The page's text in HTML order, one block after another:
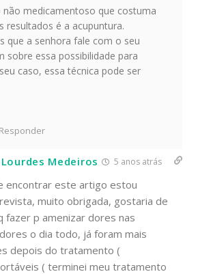
medicamentoso que costuma
resultados é a acupuntura.
que a senhora fale com o seu
sobre essa possibilidade para
caso, essa técnica pode ser
Responder
Medeiros 5 anos atrás
encontrar este artigo estou
muito obrigada, gostaria de
fazer p amenizar dores nas
o dia todo, já foram mais
depois do tratamento (
( terminei meu tratamento